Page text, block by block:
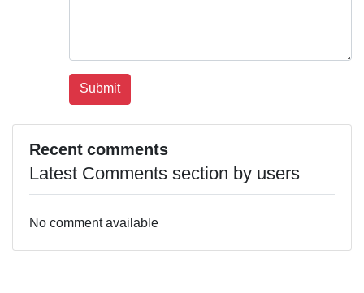
Recent comments
Latest Comments section by users
No comment available